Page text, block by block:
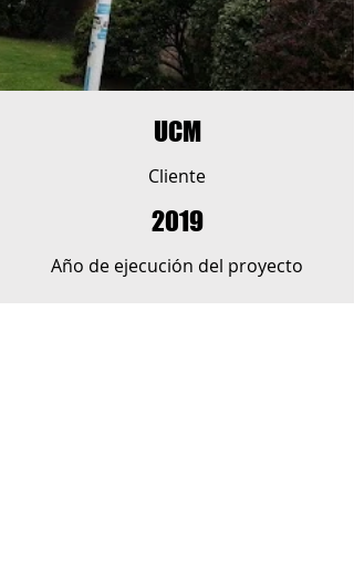
UCM
Cliente
2019
Año de ejecución del proyecto